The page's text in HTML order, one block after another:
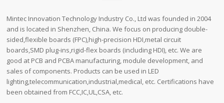
Mintec Innovation Technology Industry Co., Ltd was founded in 2004
and is located in Shenzhen, China. We focus on producing double-
sided,flexible boards (FPC),high-precision HDI,metal circuit
boards,SMD plug-ins,rigid-flex boards (including HDI), etc. We are
good at PCB and PCBA manufacturing, module development, and
sales of components. Products can be used in LED
lighting,telecommunication,industrial,medical, etc. Certifications have
been obtained from FCC,IC,UL,CSA, etc.